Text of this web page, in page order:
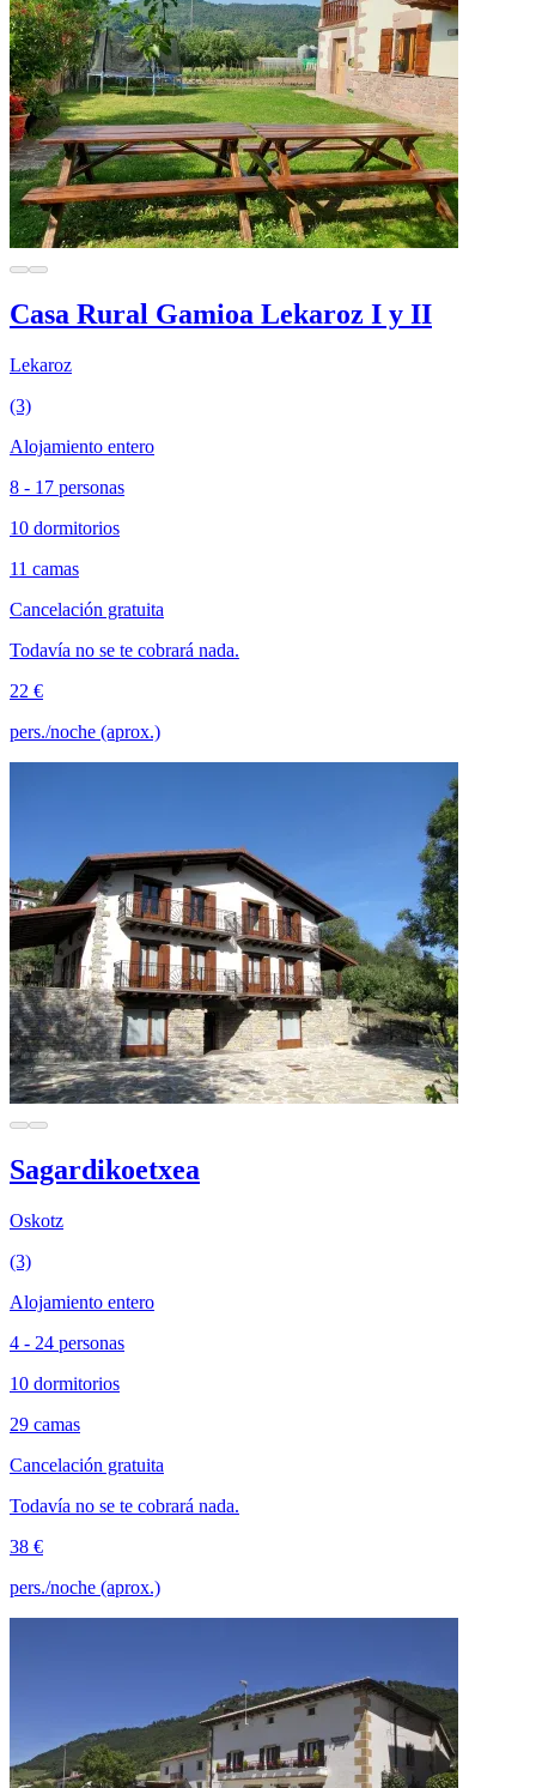
Casa Rural Gamioa Lekaroz I y II
Lekaroz
(3)
Alojamiento entero
8 - 17 personas
10 dormitorios
11 camas
Cancelación gratuita
Todavía no se te cobrará nada.
22 €
pers./noche (aprox.)
Sagardikoetxea
Oskotz
(3)
Alojamiento entero
4 - 24 personas
10 dormitorios
29 camas
Cancelación gratuita
Todavía no se te cobrará nada.
38 €
pers./noche (aprox.)